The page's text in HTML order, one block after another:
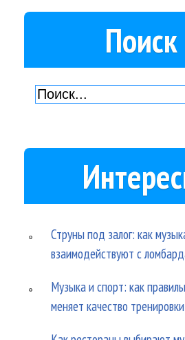
Поиск
Струны под залог: как
взаимодействуют с
Музыка и спорт: как
меняет качество тренировки